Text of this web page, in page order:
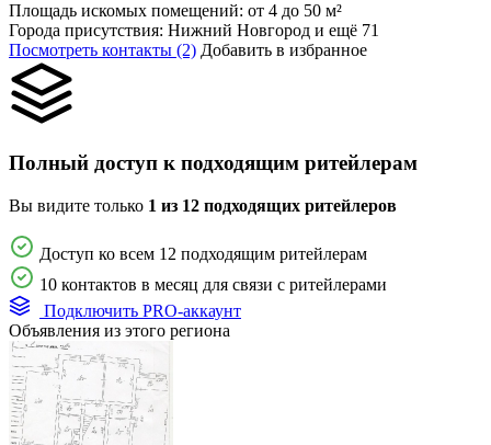
Площадь искомых помещений: от 4 до 50 м²
Города присутствия: Нижний Новгород и ещё 71
Посмотреть контакты (2) Добавить в избранное
Полный доступ к подходящим ритейлерам
Вы видите только 1 из 12 подходящих ритейлеров
Доступ ко всем 12 подходящим ритейлерам
10 контактов в месяц для связи с ритейлерами
Подключить PRO-аккаунт
Объявления из этого региона